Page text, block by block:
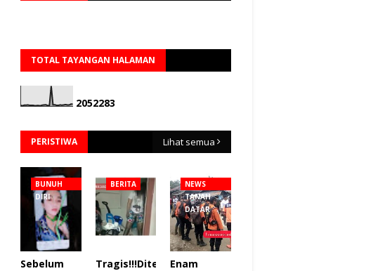
TOTAL TAYANGAN HALAMAN
2052283
PERISTIWA Lihat semua
BUNUH
DIRI
Sebelum
BERITA
Tragis!!!Ditemukan
NEWS
TANAH
DATAR
Enam